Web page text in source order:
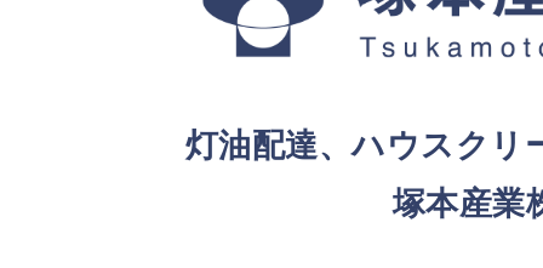
灯油配達、ハウスクリ
塚本産業